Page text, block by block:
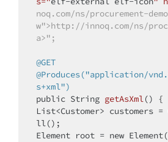
noq.com/ns/procurement-
w">http://innoq.com/ns/
a>";
@GET
@Produces("application/
s+xml")
public String getAsXml()
{
List<Customer> customers
ll();
Element root = new Element(